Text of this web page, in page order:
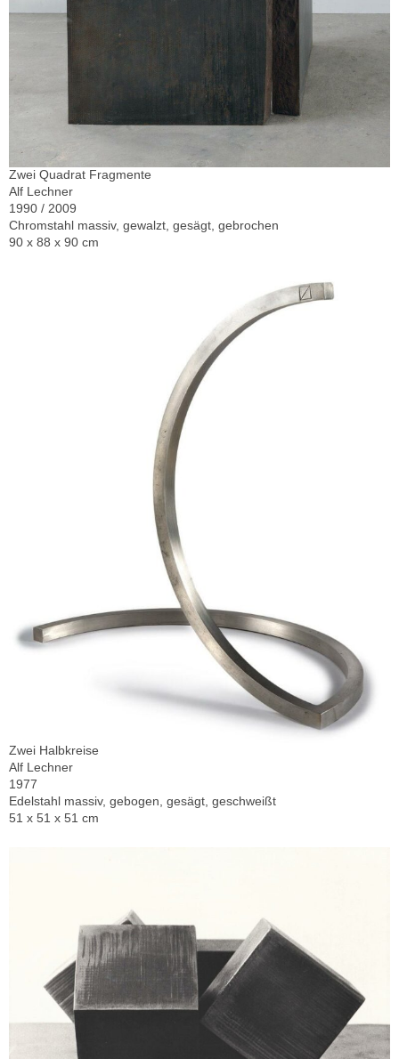
Zwei Quadrat Fragmente
Alf Lechner
1990 / 2009
Chromstahl massiv, gewalzt, gesägt, gebrochen
90 x 88 x 90 cm
Zwei Halbkreise
Alf Lechner
1977
Edelstahl massiv, gebogen, gesägt, geschweißt
51 x 51 x 51 cm